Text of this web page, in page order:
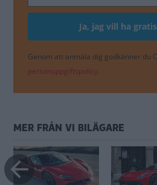
Genom att anmäla dig godkänner du
personuppgiftspolicy.
MER FRÅN VI BILÄGARE